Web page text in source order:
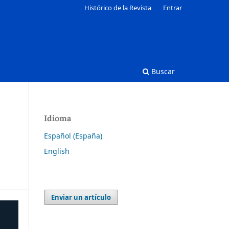
Buscar
Histórico de la Revista Entrar
Idioma
Español (España)
English
Enviar un artículo